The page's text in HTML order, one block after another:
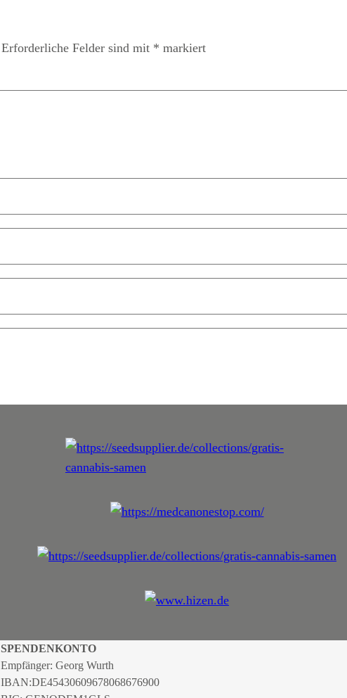
Erforderliche Felder sind mit * markiert
SPENDENKONTO
Empfänger: Georg Wurth
IBAN:DE45430609678068676900